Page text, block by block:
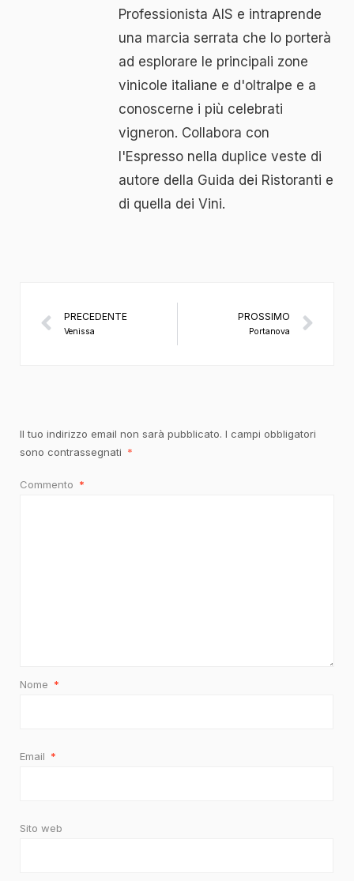
Professionista AIS e intraprende
una marcia serrata che lo porterà
ad esplorare le principali zone
vinicole italiane e d'oltralpe e a
conoscerne i più celebrati
vigneron. Collabora con
l'Espresso nella duplice veste di
autore della Guida dei Ristoranti e
di quella dei Vini.
PRECEDENTE
Venissa
PROSSIMO
Portanova
Il tuo indirizzo email non sarà pubblicato. I campi obbligatori
sono contrassegnati *
Commento *
Nome *
Email *
Sito web